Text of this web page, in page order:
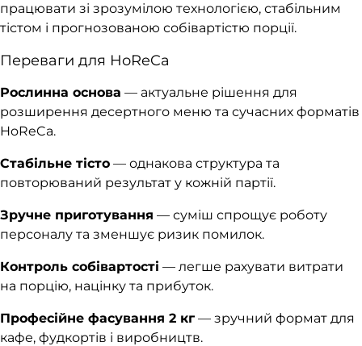
працювати зі зрозумілою технологією, стабільним
тістом і прогнозованою собівартістю порції.
Переваги для HoReCa
Рослинна основа — актуальне рішення для
розширення десертного меню та сучасних форматів
HoReCa.
Стабільне тісто — однакова структура та
повторюваний результат у кожній партії.
Зручне приготування — суміш спрощує роботу
персоналу та зменшує ризик помилок.
Контроль собівартості — легше рахувати витрати
на порцію, націнку та прибуток.
Професійне фасування 2 кг— зручний формат для
кафе, фудкортів і виробництв.